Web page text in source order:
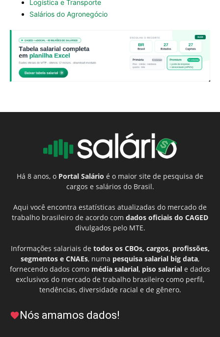
Logística e Transporte
Salários do Agronegócio
Há 8 anos, o Portal Salário é o maior site de pesquisa de
cargos e salários do Brasil.
Aqui você encontra estatísticas atualizadas do mercado de
trabalho brasileiro de acordo com dados oficiais do CAGED
divulgados pelo MTE.
Informações salariais de todos os CBOs, cargos, profissões,
segmentos e CNAEs, numa pesquisa salarial big data,
fornecendo dados como média salarial, piso salarial e dados
exclusivos do mercado de trabalho brasileiro como perfil,
tendências, diversidade racial e de gênero.
Nós amamos dados!